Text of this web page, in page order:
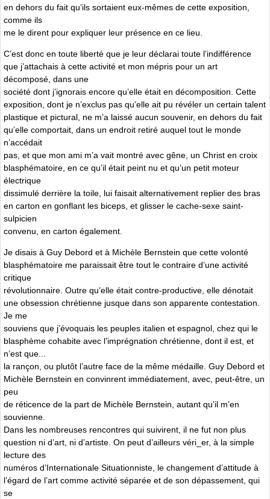
en dehors du fait qu’ils sortaient eux-mêmes de cette exposition,
comme ils
me le dirent pour expliquer leur présence en ce lieu.
C’est donc en toute liberté que je leur déclarai toute l’indifférence
que j’attachais à cette activité et mon mépris pour un art
décomposé, dans une
société dont j’ignorais encore qu’elle était en décomposition. Cette
exposition, dont je n’exclus pas qu’elle ait pu révéler un certain talent
plastique et pictural, ne m’a laissé aucun souvenir, en dehors du fait
qu’elle comportait, dans un endroit retiré auquel tout le monde
n’accédait
pas, et que mon ami m’a vait montré avec gêne, un Christ en croix
blasphématoire, en ce qu’il était peint nu et qu’un petit moteur
électrique
dissimulé derrière la toile, lui faisait alternativement replier des bras
en carton en gonflant les biceps, et glisser le cache-sexe saint-
sulpicien
convenu, en carton également.
Je disais à Guy Debord et à Michèle Bernstein que cette volonté
blasphématoire me paraissait être tout le contraire d’une activité
critique
révolutionnaire. Outre qu’elle était contre-productive, elle dénotait
une obsession chrétienne jusque dans son apparente contestation.
Je me
souviens que j’évoquais les peuples italien et espagnol, chez qui le
blasphème cohabite avec l’imprégnation chrétienne, dont il est, et
n’est que...
la rançon, ou plutôt l’autre face de la même médaille. Guy Debord et
Michèle Bernstein en convinrent immédiatement, avec, peut-être, un
peu
de réticence de la part de Michèle Bernstein, autant qu’il m’en
souvienne.
Dans les nombreuses rencontres qui suivirent, il ne fut non plus
question ni d’art, ni d’artiste. On peut d’ailleurs véri_er, à la simple
lecture des
numéros d’Internationale Situationniste, le changement d’attitude à
l’égard de l’art comme activité séparée et de son dépassement, qui
se